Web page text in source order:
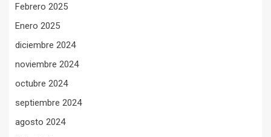
Febrero 2025
Enero 2025
diciembre 2024
noviembre 2024
octubre 2024
septiembre 2024
agosto 2024